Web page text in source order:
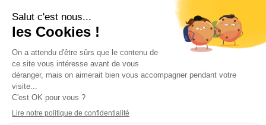
Contact
Estimez votre voiture
Mentions légales
CGU